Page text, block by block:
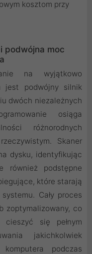
kosztom przy
podwójna moc
na wyjątkowo
jest podwójny silnik
dwóch niezależnych
osiąga
różnorodnych
Skaner
dysku, identyfikując
również podstępne
które starają
Cały proces
zoptymalizowany, co
się pełnym
jakichkolwiek
podczas